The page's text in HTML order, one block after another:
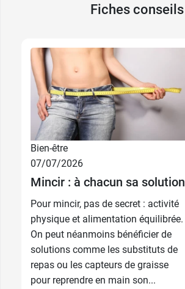
comprimés
9,99 €
2 x 60
comprimés
16,89 €
Fiches conseils
Bien-être
07/07/2026
Mincir : à chacun sa solution
Pour mincir, pas de secret : activité
physique et alimentation équilibrée.
On peut néanmoins bénéficier de
solutions comme les substituts de
repas ou les capteurs de graisse
pour reprendre en main son...